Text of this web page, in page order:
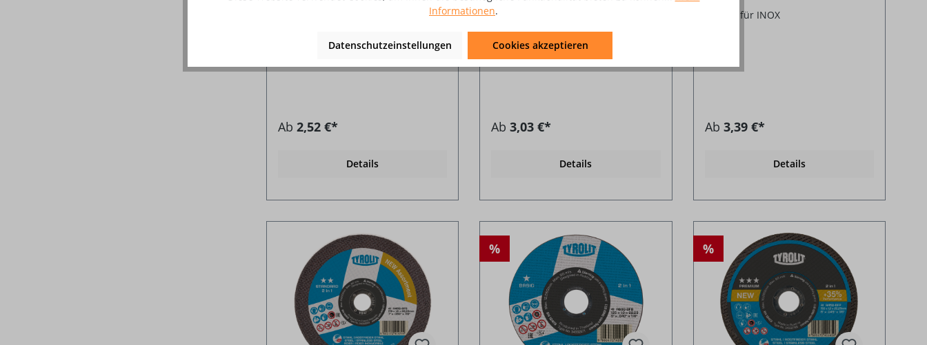
Ab 2,52 €*
Details
gerade für Stahl/INOX
Ab3,03 €*
Details
gerade für INOX
Ab 3,39 €*
Details
% %
Informationen.
Datenschutzeinstellungen Cookies akzeptieren